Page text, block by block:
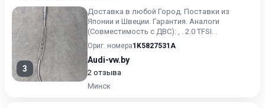
3
Доставка в любой Город. Поставки из
Японии и Швеции. Гарантия. Аналоги
(Совместимость с ДВС): , . 2.0 TFSI. .
Ориг. номера1K5827531A
Audi-vw.by
2 отзыва
Минск